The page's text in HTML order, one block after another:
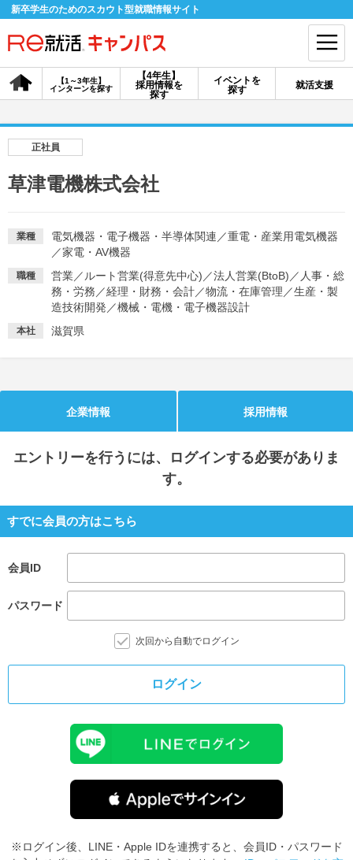
新卒学生のためのスカウト型就職情報サイト
【4年生】
採用情報を
探す
【1～3年生】
インターンを探す
イベントを
探す
就活支援
会員登録 ログイン
採用情報を探す
説明会を探す
インターンを探す
イベントを探す スカウト お知らせ
就活ノウハウ・サポート
あなたに合う仕事を診断！ 動画で対策講座をチェック
就活時事ニュースを更新
正社員
草津電機株式会社
業種 電気機器・電子機器・半導体関連 ／重電・産業用電気機器
／家電・AV機器
職種 営業／ ルート営業(得意先中心) ／法人営業(BtoB) ／ 人事・総
務・労務 ／経理・財務・会計／物流・在庫管理 ／生産・製
造技術開発 ／機械・電機・電子機器設計
本社 滋賀県
企業情報 採用情報
エントリーを行うには、ログインする必要がありま
す。
すでに会員の方はこちら
会員ID
パスワード
次回から自動でログイン
ログイン
※ログイン後、LINE・Apple IDを連携すると、会員ID・パスワード